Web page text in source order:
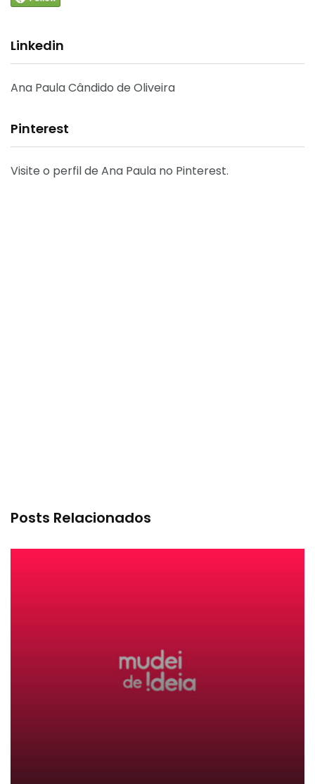
Linkedin
Ana Paula Cândido de Oliveira
Pinterest
Visite o perfil de Ana Paula no Pinterest.
Posts Relacionados